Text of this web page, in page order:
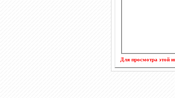
Для просмотра этой